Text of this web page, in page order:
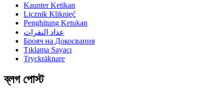
Kaunter Ketikan
Licznik Kliknięć
Penghitung Ketukan
عداد النقرات
Брояч на Докосвания
Tıklama Sayacı
Tryckräknare
ব্লগ পোস্ট